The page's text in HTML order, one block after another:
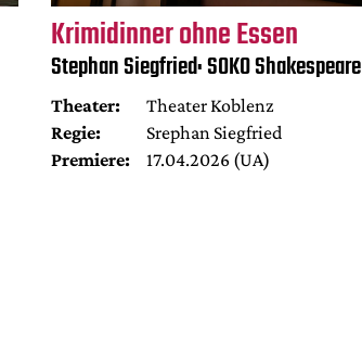
Krimidinner ohne Essen
Stephan Siegfried: SOKO Shakespeare
Theater:
Theater Koblenz
Regie:
Srephan Siegfried
Premiere:
17.04.2026 (UA)